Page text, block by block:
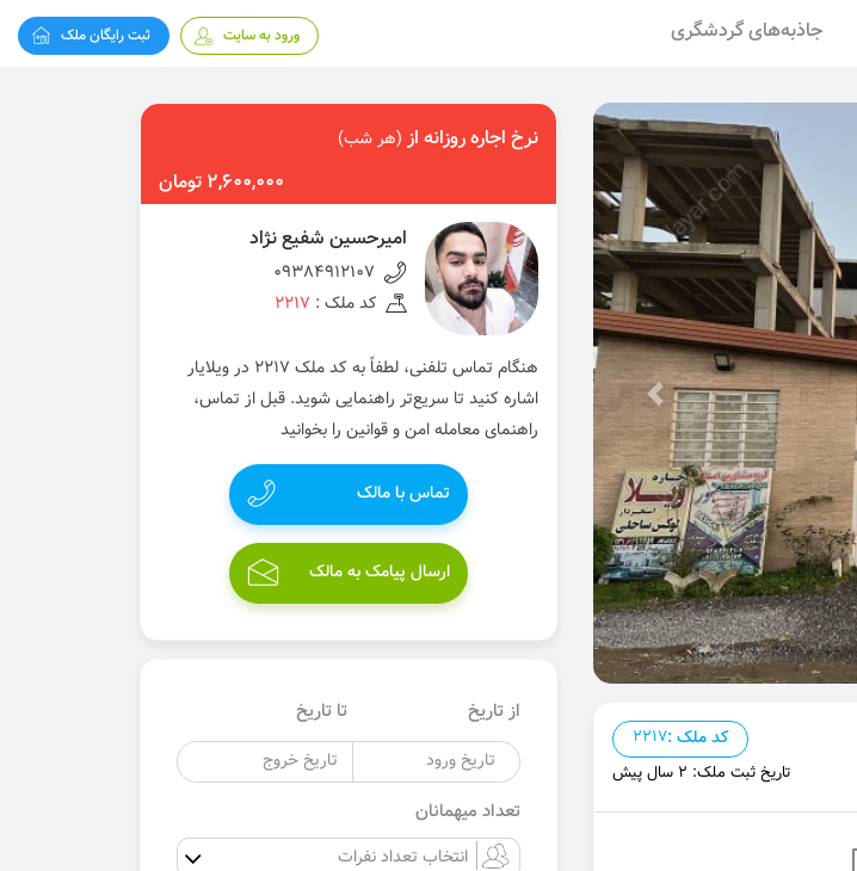
جاذبه‌های گردشگری ورود به سایت ثبت رایگان ملک
کد ملک :2217
تاریخ ثبت ملک: 2 سال پیش
نرخ اجاره روزانه از(هر شب)
2,600,000 تومان
اميرحسين شفيع نژاد
09384912107
کد ملک : 2217
هنگام تماس تلفنی، لطفاً به کد ملک 2217 در ویلایار
اشاره کنید تا سریع‌تر راهنمایی شوید. قبل از تماس،
راهنمای معامله امن و قوانین را بخوانید
تماس با مالک
ارسال پیامک به مالک
از تاریخ تا تاریخ
تعداد میهمانان